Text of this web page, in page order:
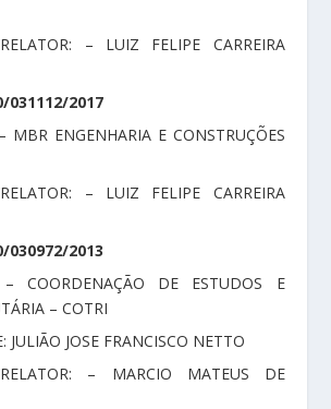
RELATOR: – LUIZ FELIPE CARREIRA
031112/2017
MBR ENGENHARIA E CONSTRUÇÕES
RELATOR: – LUIZ FELIPE CARREIRA
030972/2013
– COORDENAÇÃO DE ESTUDOS E
– COTRI
JULIÃO JOSE FRANCISCO NETTO
RELATOR: – MARCIO MATEUS DE